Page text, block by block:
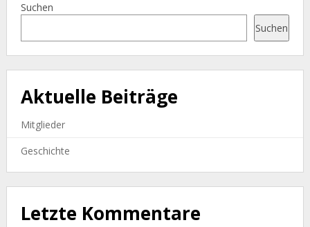
Suchen
Suchen
Aktuelle Beiträge
Mitglieder
Geschichte
Letzte Kommentare